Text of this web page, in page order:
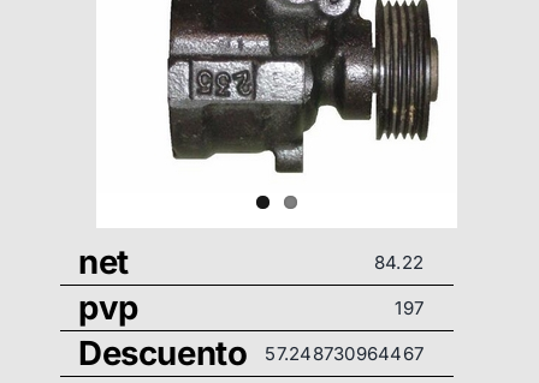
net 84.22
pvp 197
Descuento 57.248730964467